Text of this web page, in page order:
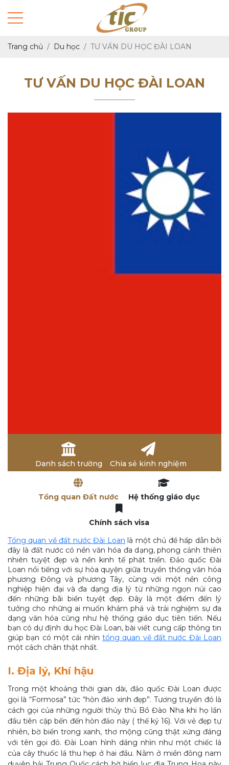
Trang chủ Du học TƯ VẤN DU HỌC ĐÀI LOAN
TƯ VẤN DU HỌC ĐÀI LOAN
Danh sách trường Chia sẻ kinh nghiệm
Tổng quan Đất nước Hệ thống giáo dục
Chính sách visa
Tổng quan về đất nước Đài Loan là một chủ đề hấp dẫn bởi
đây là đất nước có nền văn hóa đa dạng, phong cảnh thiên
nhiên tuyệt đẹp và nền kinh tế phát triển. Đảo quốc Đài
Loan nổi tiếng với sự hòa quyện giữa truyền thống văn hóa
phương Đông và phương Tây, cùng với một nền công
nghiệp hiện đại và đa dạng địa lý từ những ngọn núi cao
đến những bãi biển tuyệt đẹp. Đây là một điểm đến lý
tưởng cho những ai muốn khám phá và trải nghiệm sự đa
dạng văn hóa cũng như hệ thống giáo dục tiên tiến. Nếu
bạn có dự định du học Đài Loan, bài viết cung cấp thông tin
giúp bạn có một cái nhìn tổng quan về đất nước Đài Loan
một cách chân thật nhất.
I. Địa lý, Khí hậu
Trong một khoảng thời gian dài, đảo quốc Đài Loan được
gọi là “Formosa” tức “hòn đảo xinh đẹp”. Tương truyền đó là
cách gọi của những người thủy thủ Bồ Đào Nha khi họ lần
đầu tiên cập bến đến hòn đảo này ( thế kỷ 16). Với vẻ đẹp tự
nhiên, bờ biển trong xanh, thơ mộng cũng thật xứng đáng
với tên gọi đó. Đài Loan hình dáng nhìn như một chiếc lá
của cây thuốc lá thu hẹp ở hai đầu. Nằm ở miền đông nam